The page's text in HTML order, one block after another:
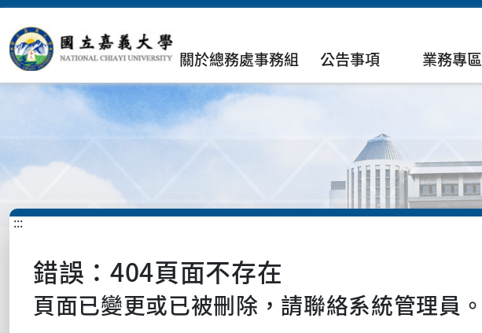
關於總務處事務組 公告事項 業務專區
:::
錯誤：404頁面不存在
頁面已變更或已被刪除，請聯絡系統管理員。